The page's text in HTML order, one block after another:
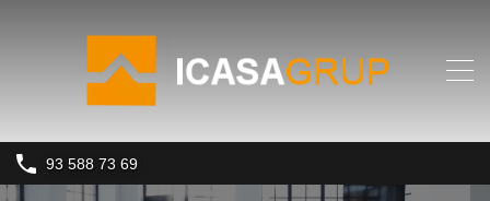
93 588 73 69